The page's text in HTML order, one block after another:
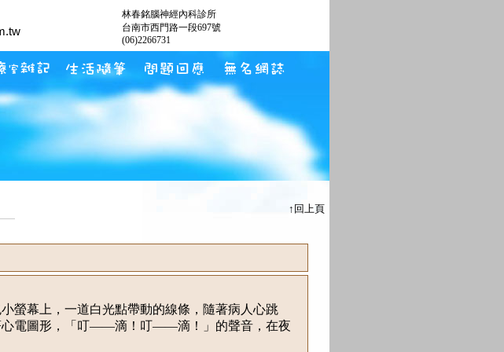
林春銘腦神經內科診所
台南市西門路一段697號
(06)2266731
↑回上頁
幕上，一道白光點帶動的線條，隨著病人心跳
心電圖形，「叮——滴！叮——滴！」的聲音，在夜